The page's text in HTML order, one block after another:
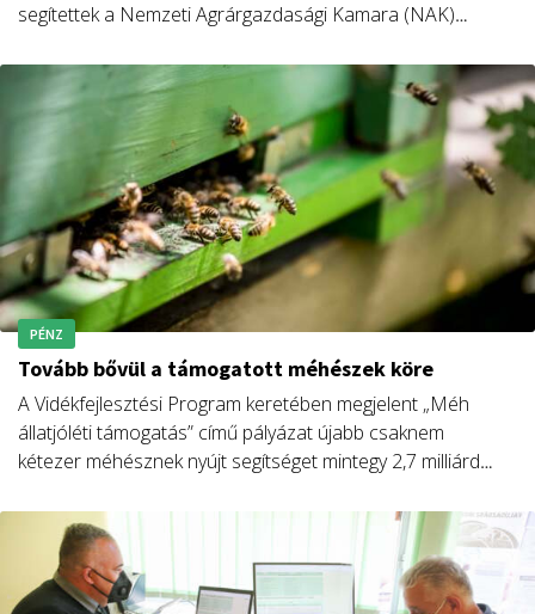
segítettek a Nemzeti Agrárgazdasági Kamara (NAK)
PÉNZ
Tovább bővül a támogatott méhészek köre
A Vidékfejlesztési Program keretében megjelent „Méh
állatjóléti támogatás” című pályázat újabb csaknem
kétezer méhésznek nyújt segítséget mintegy 2,7 milliárd